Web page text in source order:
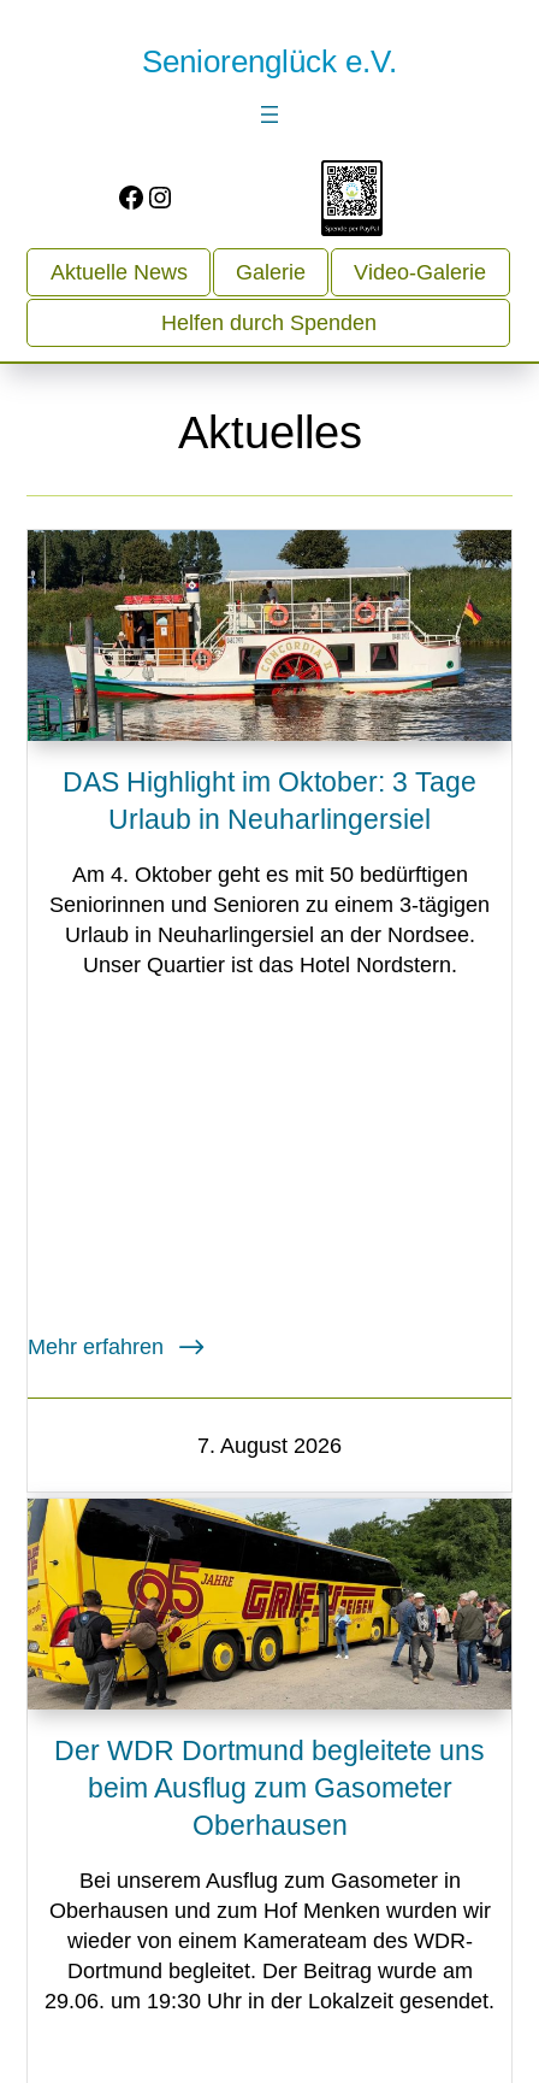
Seniorenglück e.V.
Facebook
Instagram
Aktuelle News Galerie Video-Galerie
Helfen durch Spenden
Aktuelles
DAS Highlight im Oktober: 3 Tage
Urlaub in Neuharlingersiel
Am 4. Oktober geht es mit 50 bedürftigen
Seniorinnen und Senioren zu einem 3-tägigen
Urlaub in Neuharlingersiel an der Nordsee.
Unser Quartier ist das Hotel Nordstern.
Mehr erfahren
7. August 2026
Der WDR Dortmund begleitete uns
beim Ausflug zum Gasometer
Oberhausen
Bei unserem Ausflug zum Gasometer in
Oberhausen und zum Hof Menken wurden wir
wieder von einem Kamerateam des WDR-
Dortmund begleitet. Der Beitrag wurde am
29.06. um 19:30 Uhr in der Lokalzeit gesendet.